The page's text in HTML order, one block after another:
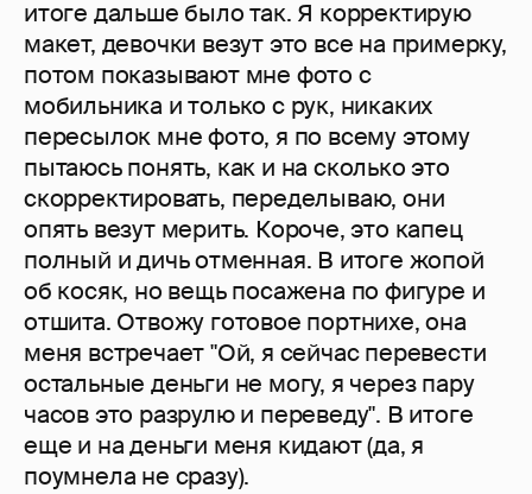
итоге дальше было так. Я корректирую
макет, девочки везут это все на примерку,
потом показывают мне фото с
мобильника и только с рук, никаких
пересылок мне фото, я по всему этому
пытаюсь понять, как и на сколько это
скорректировать, переделываю, они
опять везут мерить. Короче, это капец
полный и дичь отменная. В итоге жопой
об косяк, но вещь посажена по фигуре и
отшита. Отвожу готовое портнихе, она
меня встречает "Ой, я сейчас перевести
остальные деньги не могу, я через пару
часов это разрулю и переведу". В итоге
еще и на деньги меня кидают (да, я
поумнела не сразу).